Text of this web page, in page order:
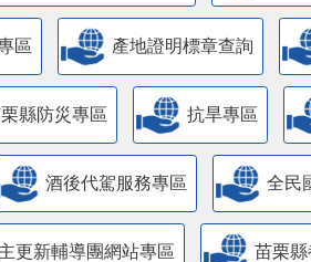
區 產地證明標章查詢
縣防災專區 抗旱專區
酒後代駕服務專區 全民
更新輔導團網站專區 苗栗